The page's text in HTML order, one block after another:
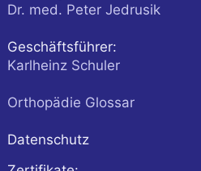
Dr. med. Peter Jedrusik
Geschäftsführer:
Karlheinz Schuler
Orthopädie Glossar
Datenschutz